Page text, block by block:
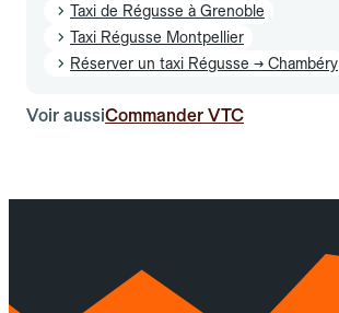
Taxi de Régusse à Grenoble
Taxi Régusse Montpellier
Réserver un taxi Régusse → Chambéry
Voir aussiCommander VTC